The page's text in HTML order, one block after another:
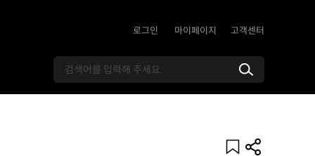
로그인 마이페이지 고객센터